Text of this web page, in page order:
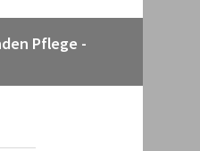
Pflege -